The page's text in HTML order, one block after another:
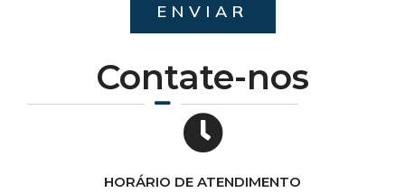
Contate-nos
HORÁRIO DE ATENDIMENTO
ENVIAR